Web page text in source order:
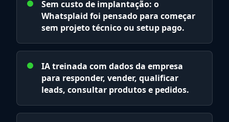
Sem custo de implantação: o
Whatsplaid foi pensado para começar
sem projeto técnico ou setup pago.
IA treinada com dados da empresa
para responder, vender, qualificar
leads, consultar produtos e pedidos.